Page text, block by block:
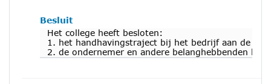
Besluit
Het college heeft besloten:
1. het handhavingstraject bij het bedrijf aan de
2. de ondernemer en andere belanghebbenden